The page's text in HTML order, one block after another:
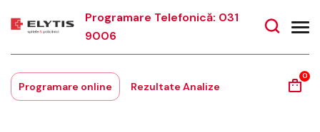
Programare Telefonică: 031
9006
Programare online Rezultate Analize
0